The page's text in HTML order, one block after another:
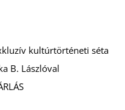
kultúrtörténeti séta
B. Lászlóval